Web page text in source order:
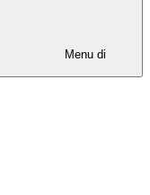
Menu di